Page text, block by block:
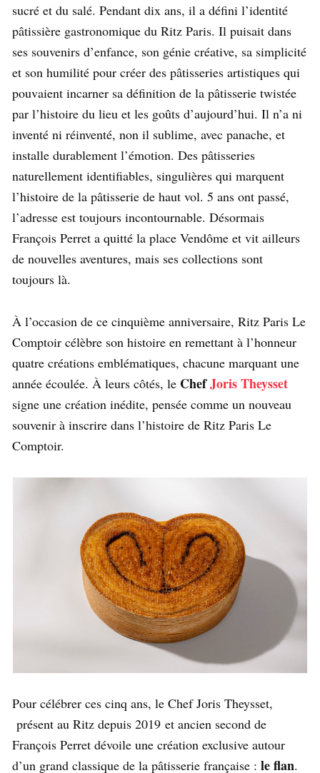
sucré et du salé. Pendant dix ans, il a défini l’identité
pâtissière gastronomique du Ritz Paris. Il puisait dans
ses souvenirs d’enfance, son génie créative, sa simplicité
et son humilité pour créer des pâtisseries artistiques qui
pouvaient incarner sa définition de la pâtisserie twistée
par l’histoire du lieu et les goûts d’aujourd’hui. Il n’a ni
inventé ni réinventé, non il sublime, avec panache, et
installe durablement l’émotion. Des pâtisseries
naturellement identifiables, singulières qui marquent
l’histoire de la pâtisserie de haut vol. 5 ans ont passé,
l’adresse est toujours incontournable. Désormais
François Perret a quitté la place Vendôme et vit ailleurs
de nouvelles aventures, mais ses collections sont
toujours là.
À l’occasion de ce cinquième anniversaire, Ritz Paris Le
Comptoir célèbre son histoire en remettant à l’honneur
quatre créations emblématiques, chacune marquant une
année écoulée. À leurs côtés, le ChefJoris Theysset
signe une création inédite, pensée comme un nouveau
souvenir à inscrire dans l’histoire de Ritz Paris Le
Comptoir.
Pour célébrer ces cinq ans, le Chef Joris Theysset,
présent au Ritz depuis 2019 et ancien second de
François Perret dévoile une création exclusive autour
d’un grand classique de la pâtisserie française : le flan.